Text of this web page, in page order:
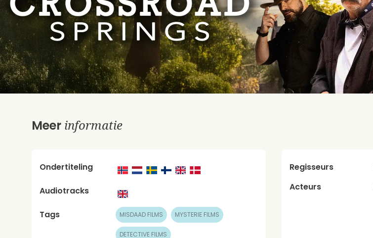
Meer informatie
Ondertiteling
Audiotracks
Tags MISDAAD FILMS MYSTERIE FILMS
DETECTIVE FILMS
Regisseurs
Acteurs